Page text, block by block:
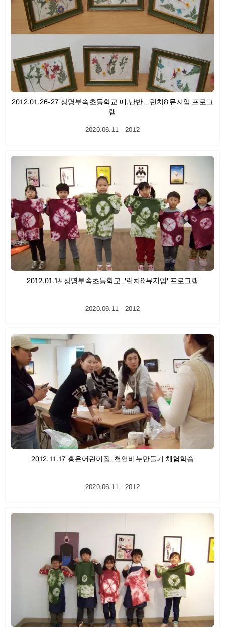
2012.01.26-27 상명부속초등학교 매,난반 _ 런치&뮤지엄 프로그
램
2020.06.11ㆍ2012
2012.01.14 상명부속초등학교_'런치&뮤지엄' 프로그램
2020.06.11 ㆍ2012
2012.11.17 홍은어린이집_천연비누만들기 체험학습
2020.06.11ㆍ2012